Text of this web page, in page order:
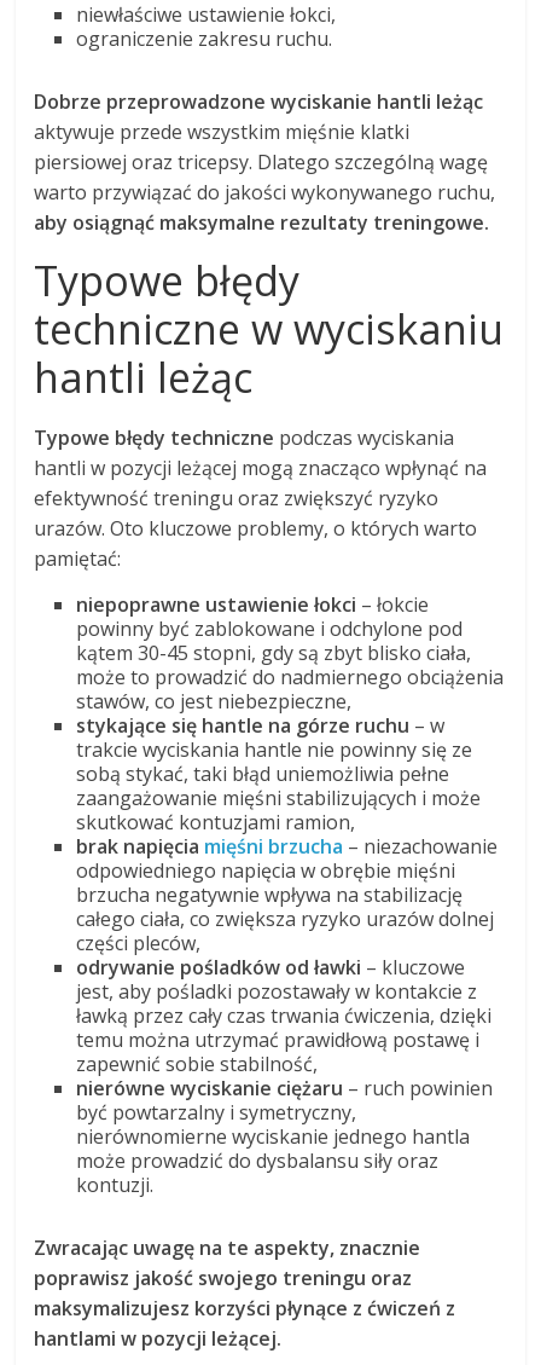
niewłaściwe ustawienie łokci,
ograniczenie zakresu ruchu.
Dobrze przeprowadzone wyciskanie hantli leżąc
aktywuje przede wszystkim mięśnie klatki
piersiowej oraz tricepsy. Dlatego szczególną wagę
warto przywiązać do jakości wykonywanego ruchu,
aby osiągnąć maksymalne rezultaty treningowe.
Typowe błędy
techniczne w wyciskaniu
hantli leżąc
Typowe błędy techniczne podczas wyciskania
hantli w pozycji leżącej mogą znacząco wpłynąć na
efektywność treningu oraz zwiększyć ryzyko
urazów. Oto kluczowe problemy, o których warto
pamiętać:
niepoprawne ustawienie łokci – łokcie
powinny być zablokowane i odchylone pod
kątem 30-45 stopni, gdy są zbyt blisko ciała,
może to prowadzić do nadmiernego obciążenia
stawów, co jest niebezpieczne,
stykające się hantle na górze ruchu – w
trakcie wyciskania hantle nie powinny się ze
sobą stykać, taki błąd uniemożliwia pełne
zaangażowanie mięśni stabilizujących i może
skutkować kontuzjami ramion,
brak napięcia mięśni brzucha – niezachowanie
odpowiedniego napięcia w obrębie mięśni
brzucha negatywnie wpływa na stabilizację
całego ciała, co zwiększa ryzyko urazów dolnej
części pleców,
odrywanie pośladków od ławki – kluczowe
jest, aby pośladki pozostawały w kontakcie z
ławką przez cały czas trwania ćwiczenia, dzięki
temu można utrzymać prawidłową postawę i
zapewnić sobie stabilność,
nierówne wyciskanie ciężaru – ruch powinien
być powtarzalny i symetryczny,
nierównomierne wyciskanie jednego hantla
może prowadzić do dysbalansu siły oraz
kontuzji.
Zwracając uwagę na te aspekty, znacznie
poprawisz jakość swojego treningu oraz
maksymalizujesz korzyści płynące z ćwiczeń z
hantlami w pozycji leżącej.